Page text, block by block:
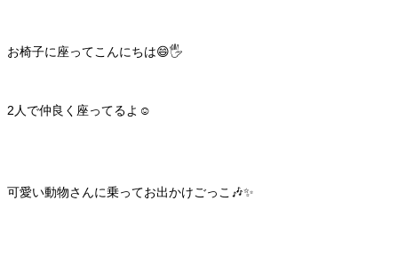
お椅子に座ってこんにちは😄🖐️
2人で仲良く座ってるよ☺️
可愛い動物さんに乗ってお出かけごっこ🎶✨